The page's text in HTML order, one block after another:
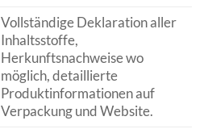
Vollständige Deklaration aller
Inhaltsstoffe,
Herkunftsnachweise wo
möglich, detaillierte
Produktinformationen auf
Verpackung und Website.